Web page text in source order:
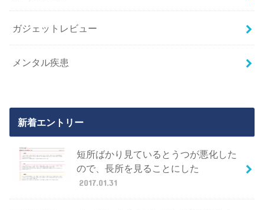
ガジェットレビュー
メンタル疾患
新着エントリー
短所ばかり見ているとうつが悪化した
ので、長所を見ることにした
2017.01.31